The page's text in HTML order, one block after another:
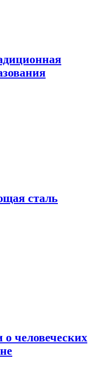
сталь
человеческих